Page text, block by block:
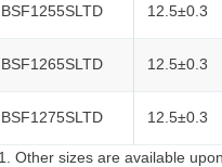
BSF1255SLTD 12.5±0.3
BSF1265SLTD 12.5±0.3
BSF1275SLTD 12.5±0.3
Other sizes are available